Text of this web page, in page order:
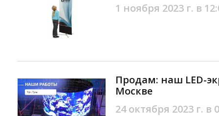
1 ноября 2023 г. в
Продам: наш LED-
Москве
24 октября 2023 г. в